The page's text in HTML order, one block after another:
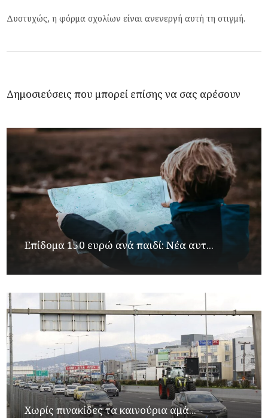
Δυστυχώς, η φόρμα σχολίων είναι ανενεργή αυτή τη στιγμή.
Δημοσιεύσεις που μπορεί επίσης να σας αρέσουν
Επίδομα 150 ευρώ ανά παιδί: Νέα αυτ...
Χωρίς πινακίδες τα καινούρια αμά...